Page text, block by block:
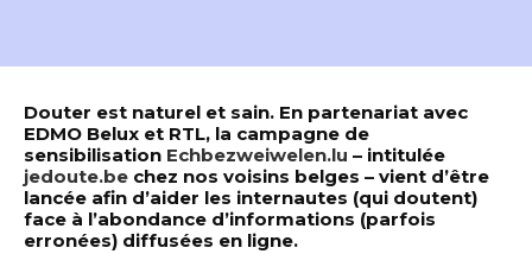
Douter est naturel et sain. En partenariat avec
EDMO Belux et RTL, la campagne de
sensibilisation Echbezweiwelen.lu – intitulée
jedoute.be chez nos voisins belges – vient d’être
lancée afin d’aider les internautes (qui doutent)
face à l’abondance d’informations (parfois
erronées) diffusées en ligne.